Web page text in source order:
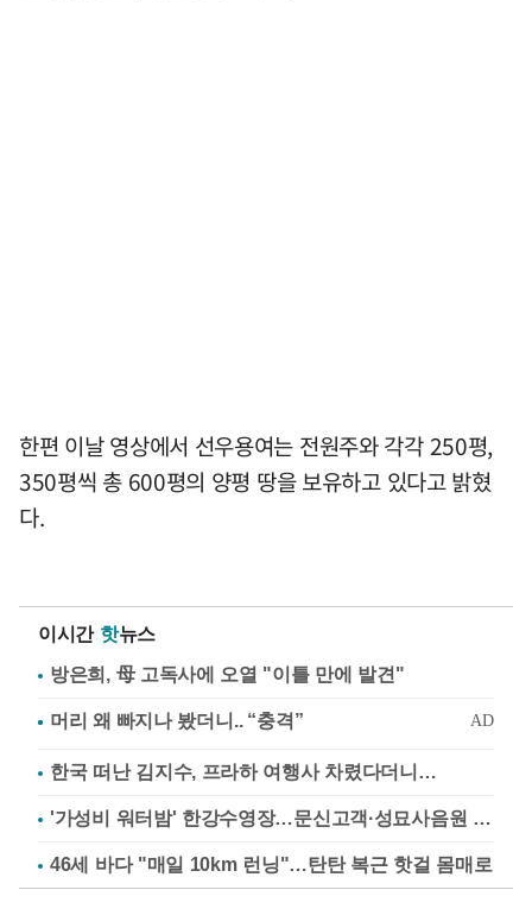
한편 이날 영상에서 선우용여는 전원주와 각각 250평,
350평씩 총 600평의 양평 땅을 보유하고 있다고 밝혔
다.
이시간 핫뉴스
방은희, 母 고독사에 오열 "이틀 만에 발견"
한국 떠난 김지수, 프라하 여행사 차렸다더니…
'가성비 워터밤' 한강수영장…문신고객·성묘사음원 민원
46세 바다 "매일 10km 런닝"…탄탄 복근 핫걸 몸매로